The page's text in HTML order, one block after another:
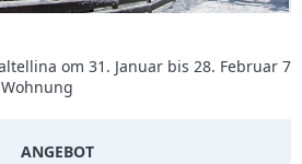
om 31. Januar bis 28. Februar 7
ANGEBOT